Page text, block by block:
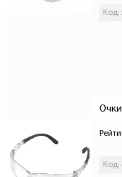
Код:
Очки
Код: